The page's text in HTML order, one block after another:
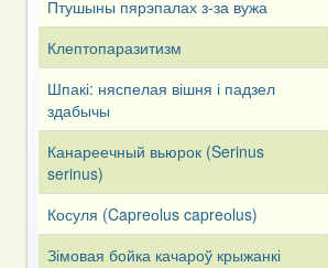
Птушыны пярэпалах з-за вужа
Клептопаразитизм
Шпакі: няспелая вішня і падзел
здабычы
Канареечный вьюрок (Serinus
serinus)
Косуля (Capreоlus capreоlus)
Зімовая бойка качароў крыжанкі